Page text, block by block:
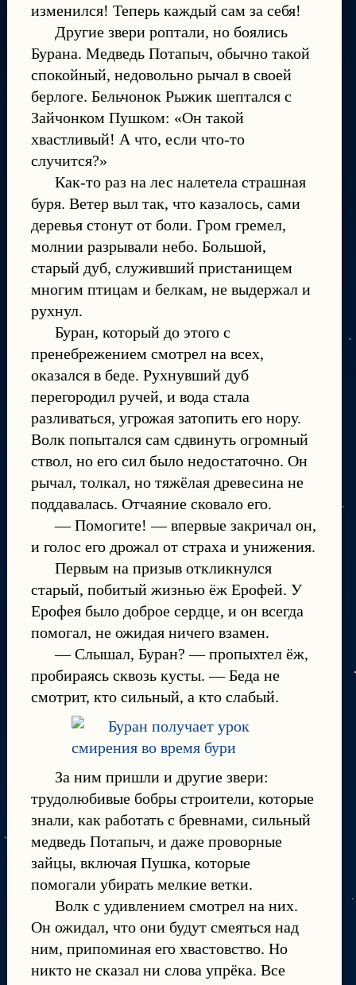
изменился! Теперь каждый сам за себя!
Другие звери роптали, но боялись
Бурана. Медведь Потапыч, обычно такой
спокойный, недовольно рычал в своей
берлоге. Бельчонок Рыжик шептался с
Зайчонком Пушком: «Он такой
хвастливый! А что, если что-то
случится?»
Как-то раз на лес налетела страшная
буря. Ветер выл так, что казалось, сами
деревья стонут от боли. Гром гремел,
молнии разрывали небо. Большой,
старый дуб, служивший пристанищем
многим птицам и белкам, не выдержал и
рухнул.
Буран, который до этого с
пренебрежением смотрел на всех,
оказался в беде. Рухнувший дуб
перегородил ручей, и вода стала
разливаться, угрожая затопить его нору.
Волк попытался сам сдвинуть огромный
ствол, но его сил было недостаточно. Он
рычал, толкал, но тяжёлая древесина не
поддавалась. Отчаяние сковало его.
— Помогите! — впервые закричал он,
и голос его дрожал от страха и унижения.
Первым на призыв откликнулся
старый, побитый жизнью ёж Ерофей. У
Ерофея было доброе сердце, и он всегда
помогал, не ожидая ничего взамен.
— Слышал, Буран? — пропыхтел ёж,
пробираясь сквозь кусты. — Беда не
смотрит, кто сильный, а кто слабый.
За ним пришли и другие звери:
трудолюбивые бобры строители, которые
знали, как работать с бревнами, сильный
медведь Потапыч, и даже проворные
зайцы, включая Пушка, которые
помогали убирать мелкие ветки.
Волк с удивлением смотрел на них.
Он ожидал, что они будут смеяться над
ним, припоминая его хвастовство. Но
никто не сказал ни слова упрёка. Все